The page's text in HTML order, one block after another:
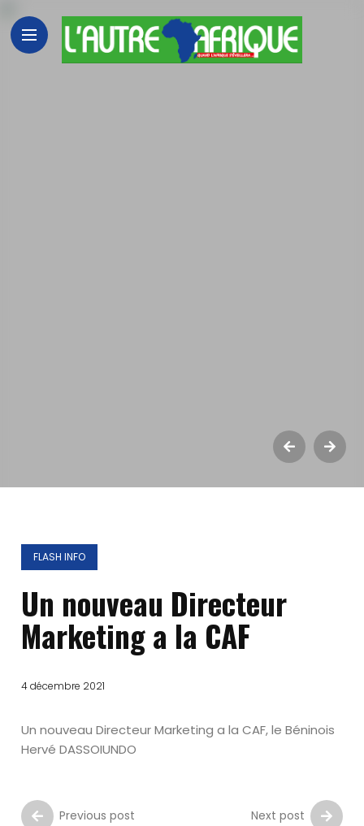
FLASH INFO
Un nouveau Directeur
Marketing a la CAF
4 décembre 2021
Un nouveau Directeur Marketing a la CAF, le Béninois
Hervé DASSOIUNDO
Previous post Next post